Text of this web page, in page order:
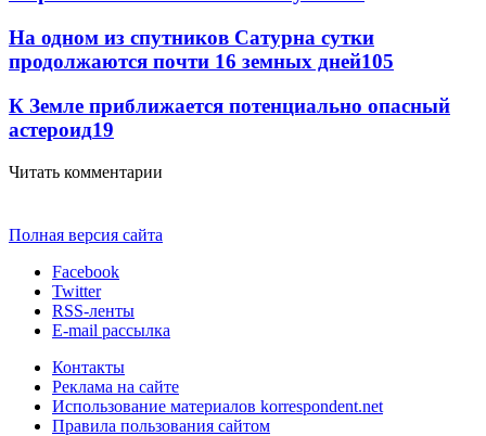
На одном из спутников Сатурна сутки
продолжаются почти 16 земных дней105
К Земле приближается потенциально опасный
астероид19
Читать комментарии
Полная версия сайта
Facebook
Twitter
RSS-ленты
E-mail рассылка
Контакты
Реклама на сайте
Использование материалов korrespondent.net
Правила пользования сайтом